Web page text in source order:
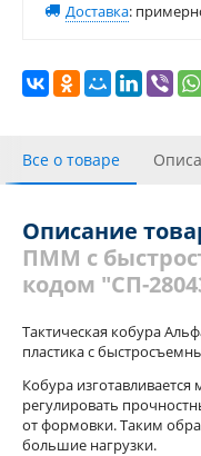
Доставка:
Все о товаре
Описание
ПММ с
кодом "СП-
Тактическая кобура
пластика с
Кобура
регулировать
от формовки. Таким
большие нагрузки.